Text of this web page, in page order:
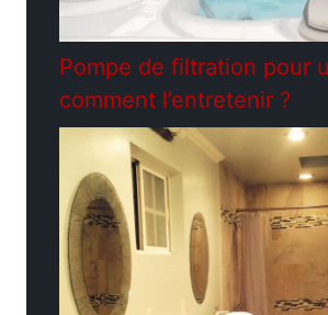
Pompe de filtration pour
comment l’entretenir ?